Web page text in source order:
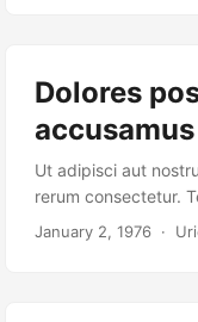
Dolores
Ut adipisci aut
rerum consectetur.
January 2, 1976 ·